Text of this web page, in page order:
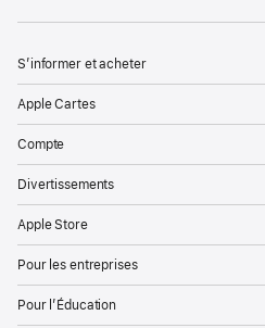
S’informer et acheter
Apple Cartes
Compte
Divertissements
Apple Store
Pour les entreprises
Pour l’Éducation